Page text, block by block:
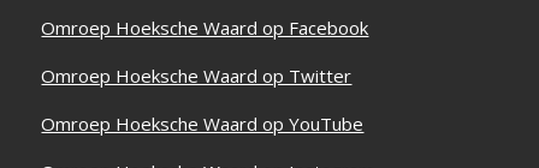
Omroep Hoeksche Waard op Facebook
Omroep Hoeksche Waard op Twitter
Omroep Hoeksche Waard op YouTube